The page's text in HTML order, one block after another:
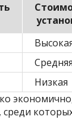
Средняя
Низкая
среди